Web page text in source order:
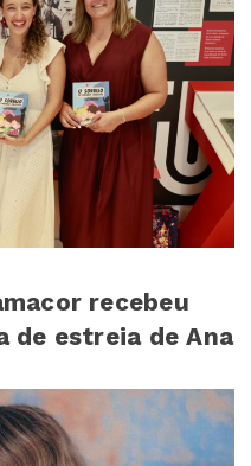
recebeu
de estreia de Ana